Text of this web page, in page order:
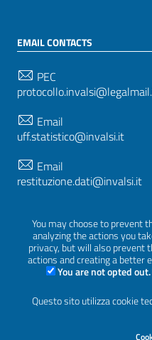
You may choose to prevent
analyzing the actions you
privacy, but will also prevent
actions and creating a better
You are not opted
Questo sito utilizza cookie
EMAIL CONTACTS
PEC
Email
uff.statistico@invalsi.it
Email
restituzione.dati@invalsi.it
FOLLOW US ON
Sezione Link
Privacy | Cookie policy |